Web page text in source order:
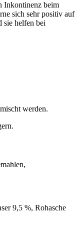
Inkontinenz beim
sich sehr positiv auf
sie helfen bei
werden.
9,5 %, Rohasche